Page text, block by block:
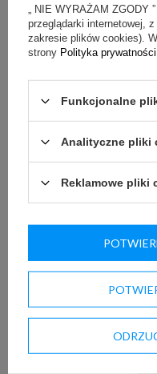
Konserwator do lodów
Producent:
JUKA
Nasza cena: 27
pojemników
- 10%
„ NIE WYRAŻAM
przeglądarki internetowej,
zakresie plików cookies).
strony Polityka
Funkcjonalne
Analityczne pliki
Reklamowe pliki